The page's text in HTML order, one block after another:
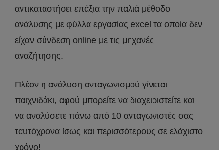
αντικαταστήσει επάξια την παλιά μέθοδο
ανάλυσης με φύλλα εργασίας excel τα οποία δεν
είχαν σύνδεση online με τις μηχανές
αναζήτησης.
Πλέον η ανάλυση ανταγωνισμού γίνεται
παιχνιδάκι, αφού μπορείτε να διαχειριστείτε και
να αναλύσετε πάνω από 10 ανταγωνιστές σας
ταυτόχρονα ίσως και περισσότερους σε ελάχιστο
χρόνο!